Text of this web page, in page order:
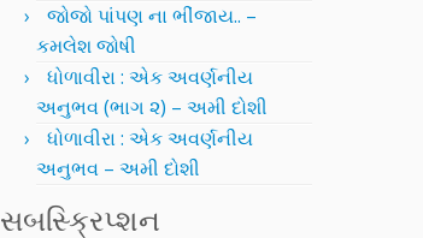
જોજો પાંપણ ના ભીંજાય.. –
કમલેશ જોષી
ધોળાવીરા : એક અવર્ણનીય
અનુભવ (ભાગ ૨) – અમી દોશી
ધોળાવીરા : એક અવર્ણનીય
અનુભવ – અમી દોશી
સબસ્ક્રિપ્શન